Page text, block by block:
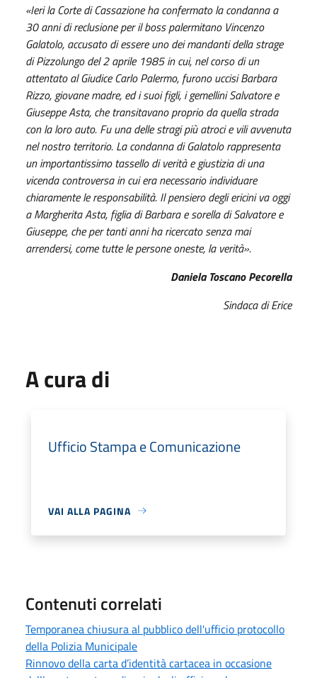
«Ieri la Corte di Cassazione ha confermato la condanna a
30 anni di reclusione per il boss palermitano Vincenzo
Galatolo, accusato di essere uno dei mandanti della strage
di Pizzolungo del 2 aprile 1985 in cui, nel corso di un
attentato al Giudice Carlo Palermo, furono uccisi Barbara
Rizzo, giovane madre, ed i suoi figli, i gemellini Salvatore e
Giuseppe Asta, che transitavano proprio da quella strada
con la loro auto. Fu una delle stragi più atroci e vili avvenuta
nel nostro territorio. La condanna di Galatolo rappresenta
un importantissimo tassello di verità e giustizia di una
vicenda controversa in cui era necessario individuare
chiaramente le responsabilità. Il pensiero degli ericini va oggi
a Margherita Asta, figlia di Barbara e sorella di Salvatore e
Giuseppe, che per tanti anni ha ricercato senza mai
arrendersi, come tutte le persone oneste, la verità».
Daniela Toscano Pecorella
Sindaca di Erice
A cura di
Ufficio Stampa e Comunicazione
VAI ALLA PAGINA
Contenuti correlati
Temporanea chiusura al pubblico dell'ufficio protocollo
della Polizia Municipale
Rinnovo della carta d’identità cartacea in occasione